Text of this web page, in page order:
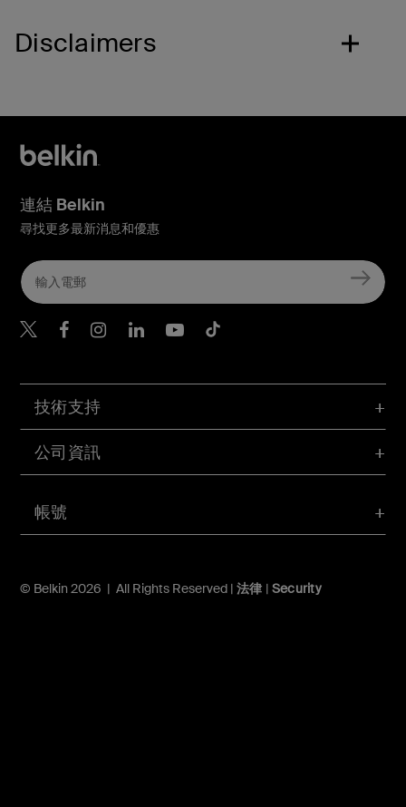
Disclaimers
帳號
技術支持
公司資訊
© Belkin 2026 | All Rights Reserved | 法律 | Security
連結 Belkin
尋找更多最新消息和優惠
Belkin Twitter
Belkin Hong Kong
Belkin Instagram
Belkin Hong Kong
Belkin Youtube
Belkin TikTok